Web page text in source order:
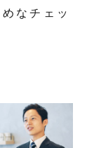
なチェッ